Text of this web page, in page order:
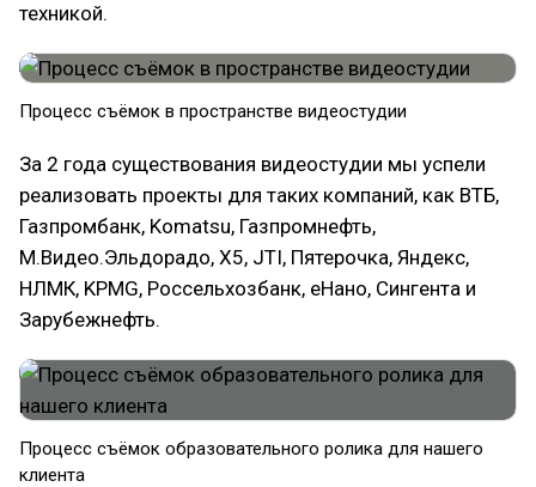
техникой.
Процесс съёмок в пространстве видеостудии
За 2 года существования видеостудии мы успели
реализовать проекты для таких компаний, как ВТБ,
Газпромбанк, Komatsu, Газпромнефть,
М.Видео.Эльдорадо, X5, JTI, Пятерочка, Яндекс,
НЛМК, KPMG, Россельхозбанк, еНано, Сингента и
Зарубежнефть.
Процесс съёмок образовательного ролика для нашего
клиента